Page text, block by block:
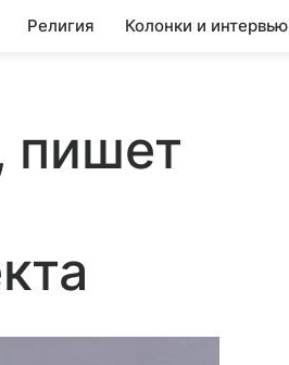
Религия Колонки и интервью
пишет